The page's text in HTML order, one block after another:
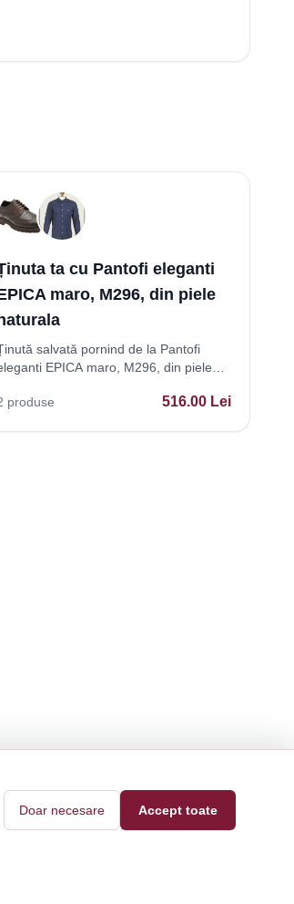
ta cu Pantofi eleganti
maro, M296, din piele
salvată pornind de la Pantofi
EPICA maro, M296, din piele
produse 516.00 Lei
Doar necesare Accept toate